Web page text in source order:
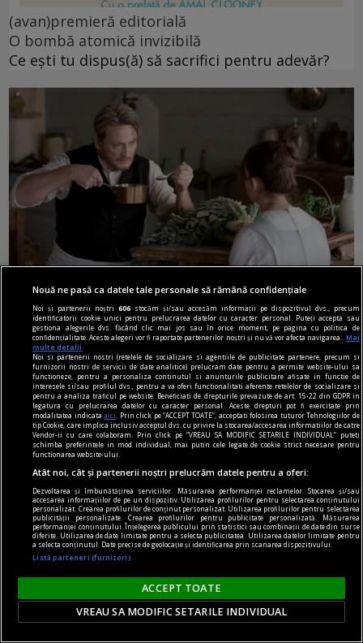
(avan)premieră editorială
O bombă atomică invizibilă
Ce ești tu dispus(ă) să sacrifici pentru adevăr?
dilemtatograf
Spectacol culinar
Dincolo de ținuta posh, respectabilă și cam
balonată, a filmului, care amenință să îl conducă
într-o zonă pur decorativă, cineastul găsește aici
materia unei intime disperări.
Victor MOROZOV
Nouă ne pasă ca datele tale personale să rămână confidențiale
Noi și partenerii noștri606 stocăm și/sau accesăm informații pe dispozitivul dvs., precum
identificatorii cookie unici pentru prelucrarea datelor cu caracter personal. Puteți accepta sau
gestiona alegerile dvs. făcând clic mai jos sau în orice moment, pe pagina cu politica de
confidențialitate. Aceste alegeri vor fi raportate partenerilor noștri și nu vă vor afecta navigarea.
Mai
multe detalii
Noi si partenerii nostri (retelele de socializare si agentiile de publicitate partenere, precum si
furnizorii nostri de servicii de date analitice) prelucram date pentru a permite website-ului sa
functioneze, pentru a personaliza continutul si anunturile publicitare afisate in functie de
interesele si/sau profilul dvs., pentru a va oferi functionalitati aferente retelelor de socializare si
pentru a analiza traficul pe website. Beneficiati de drepturile prevazute de art. 15-22 din GDPR in
legatura cu prelucrarea datelor cu caracter personal. Aceste drepturi pot fi exercitate prin
modalitatea indicataaici
. Prin click pe “ACCEPT TOATE”, acceptati folosirea tuturor Tehnologiilor de
tip Cookie, care implica inclusiv acceptul dvs. cu privire la stocarea/accesarea informatiilor de catre
Vendor-ii cu care colaboram. Prin click pe “VREAU SA MODIFIC SETARILE INDIVIDUAL” puteti
schimba preferintele in mod individual, mai putin cele legate de cookie strict necesare pentru
functionarea website-ului.
Atât noi, cât și partenerii noștri prelucrăm datele pentru a oferi:
Dezvoltarea și îmbunătățirea serviciilor. Măsurarea performanței reclamelor. Stocarea și/sau
accesarea informațiilor de pe un dispozitiv. Utilizarea profilurilor pentru selectarea conținutului
personalizat. Crearea profilurilor de conținut personalizat. Utilizarea profilurilor pentru selectarea
publicității personalizate. Crearea profilurilor pentru publicitate personalizată. Măsurarea
performanței conținutului. Înțelegerea publicului prin statistici sau combinații de date din surse
diferite. Utilizarea de date limitate pentru a selecta publicitatea. Utilizarea datelor limitate pentru
a selecta conținutul. Date precise de geolocație și identificarea prin scanarea dispozitivului.
Listă parteneri (furnizori)
ACCEPT TOATE
VREAU SA MODIFIC SETARILE INDIVIDUAL